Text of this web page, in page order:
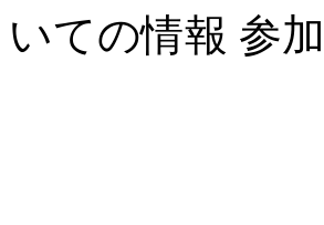
いての情報 参